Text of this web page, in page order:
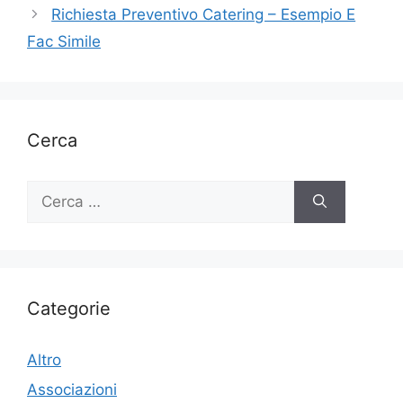
Richiesta Preventivo Catering – Esempio E
Fac Simile
Cerca
per:
Categorie
Altro
Associazioni